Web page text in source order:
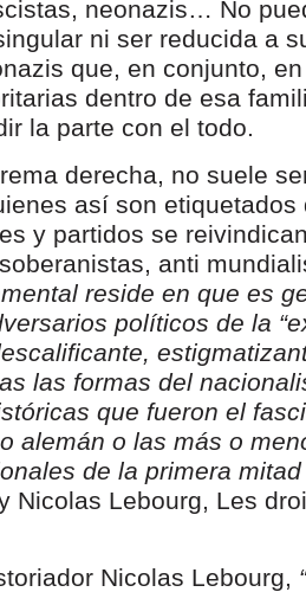
neonazis… No
ni ser reducida a
que, en conjunto,
dentro de esa
la parte con el todo.
derecha, no suele
así son etiquetados
y partidos se
anti
reside en que es
políticos de la
las formas del
que fueron el
alemán o las más o
de la primera mitad
Nicolas Lebourg, Les
Nicolas Lebourg,